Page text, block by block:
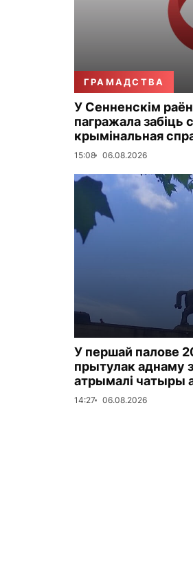
ГРАМАДСТВА
У Сенненскім
пагражала
крымінальная
15:08 06.08.2026
У першай палове
прытулак аднаму
атрымалі чатыры
14:27 06.08.2026